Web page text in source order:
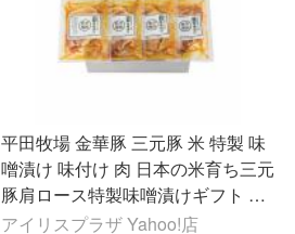
平田牧場 金華豚 三元豚 米 特製 味
噌漬け 味付け 肉 日本の米育ち三元
豚肩ロース特製味噌漬けギフト 8
枚入 JHM-S08 株式会社平田牧場
アイリスプラザ Yahoo!店